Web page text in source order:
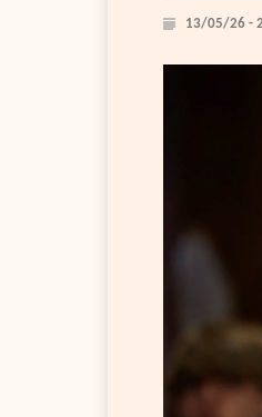
13/05/26 -